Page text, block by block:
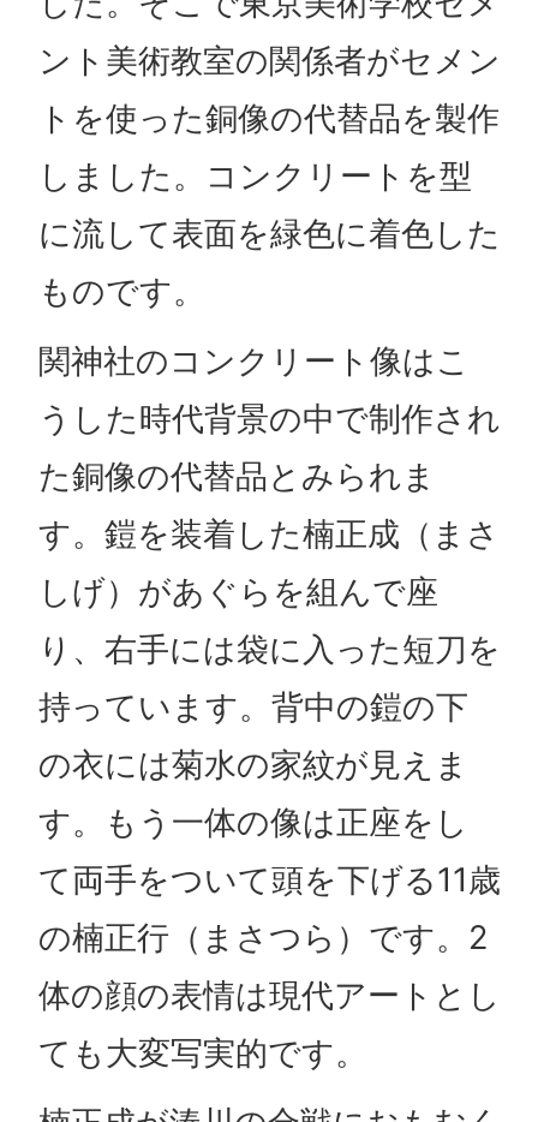
ント美術教室の関係者がセメン
トを使った銅像の代替品を製作
しました。コンクリートを型
に流して表面を緑色に着色した
ものです。
関神社のコンクリート像はこ
うした時代背景の中で制作され
た銅像の代替品とみられま
す。鎧を装着した楠正成（まさ
しげ）があぐらを組んで座
り、右手には袋に入った短刀を
持っています。背中の鎧の下
の衣には菊水の家紋が見えま
す。もう一体の像は正座をし
て両手をついて頭を下げる11歳
の楠正行（まさつら）です。2
体の顔の表情は現代アートとし
ても大変写実的です。